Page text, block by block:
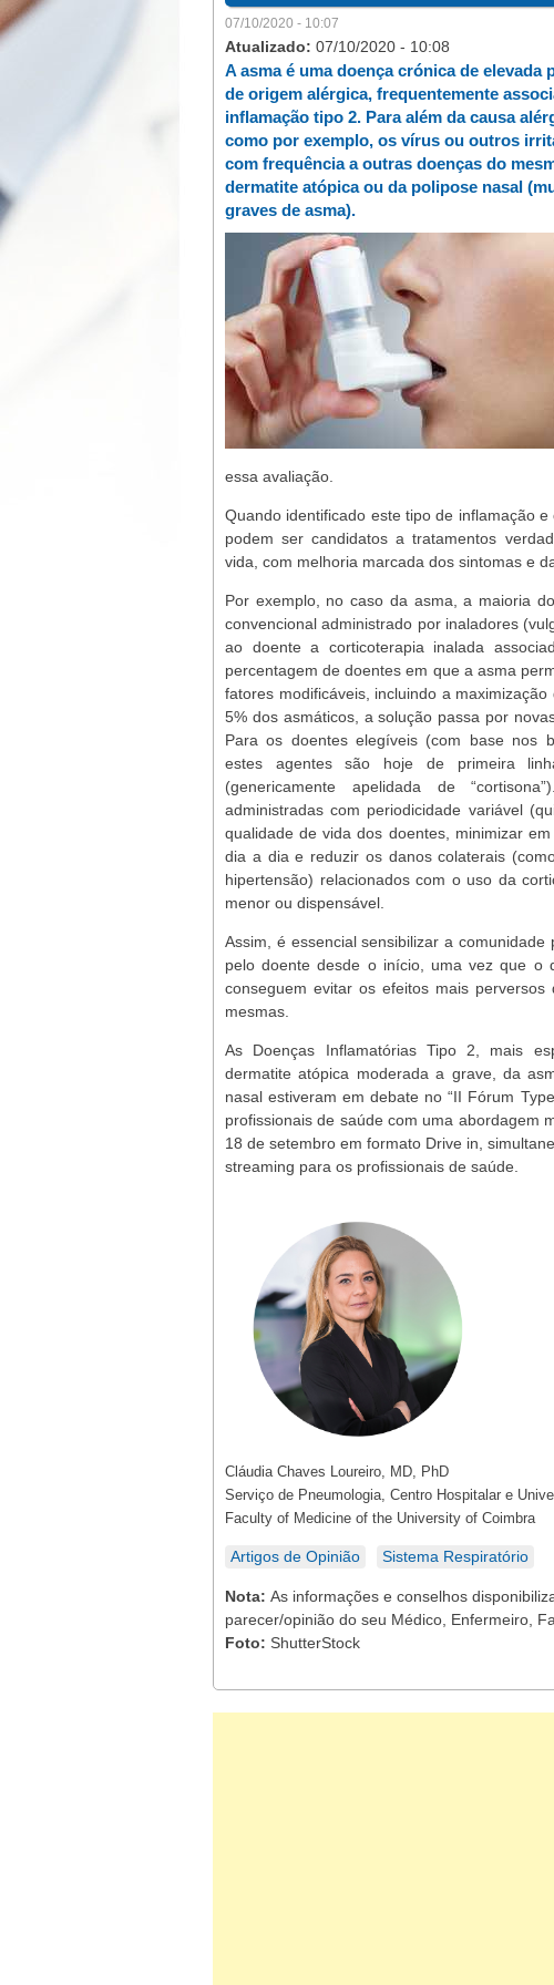
07/10/2020 - 10:07
Atualizado: 07/10/2020 - 10:08
A asma é uma doença crónica de elevada
de origem alérgica, frequentemente
inflamação tipo 2. Para além da causa
como por exemplo, os vírus ou outros
com frequência a outras doenças do
dermatite atópica ou da polipose nasal
graves de asma).
essa avaliação.
Quando identificado este tipo de inflamação
podem ser candidatos a tratamentos
vida, com melhoria marcada dos sintomas e
Por exemplo, no caso da asma, a maioria
convencional administrado por inaladores
ao doente a corticoterapia inalada
percentagem de doentes em que a asma
fatores modificáveis, incluindo a
5% dos asmáticos, a solução passa por
Para os doentes elegíveis (com base nos
estes agentes são hoje de primeira
(genericamente apelidada de
administradas com periodicidade variável
qualidade de vida dos doentes, minimizar
dia a dia e reduzir os danos colaterais
hipertensão) relacionados com o uso da
menor ou dispensável.
Assim, é essencial sensibilizar a
pelo doente desde o início, uma vez que o
conseguem evitar os efeitos mais
mesmas.
As Doenças Inflamatórias Tipo 2, mais
dermatite atópica moderada a grave, da
nasal estiveram em debate no “II Fórum
profissionais de saúde com uma abordagem
18 de setembro em formato Drive in,
streaming para os profissionais de saúde.
Cláudia Chaves Loureiro, MD, PhD
Serviço de Pneumologia, Centro Hospitalar e
Faculty of Medicine of the University of Coimbra
Artigos de Opinião Sistema Respiratório
Nota: As informações e conselhos
parecer/opinião do seu Médico, Enfermeiro,
Foto: ShutterStock